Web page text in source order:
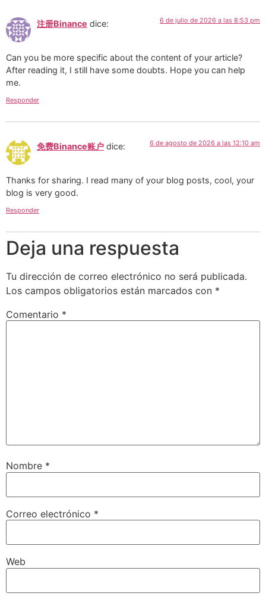
注册Binance dice: 6 de julio de 2026 a las 8:53 pm
Can you be more specific about the content of your article?
After reading it, I still have some doubts. Hope you can help
me.
Responder
免费Binance账户 dice: 6 de agosto de 2026 a las 12:10 am
Thanks for sharing. I read many of your blog posts, cool, your
blog is very good.
Responder
Deja una respuesta
Tu dirección de correo electrónico no será publicada.
Los campos obligatorios están marcados con *
Comentario *
Nombre *
Correo electrónico *
Web